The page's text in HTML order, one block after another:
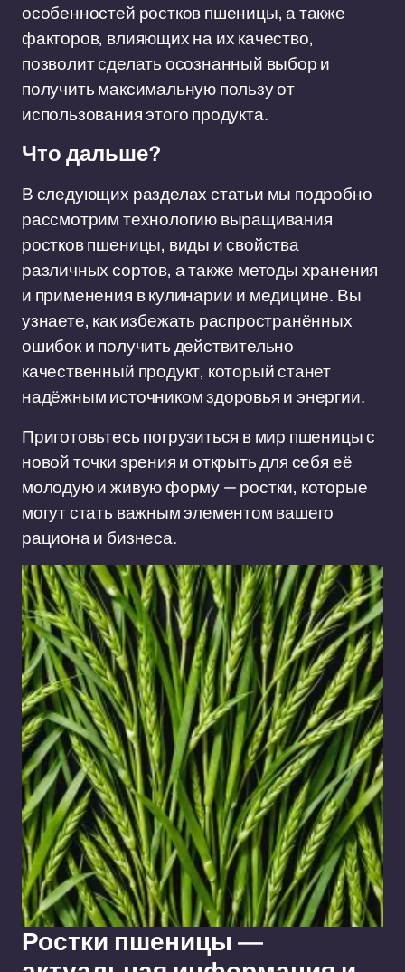
особенностей ростков пшеницы, а также
факторов, влияющих на их качество,
позволит сделать осознанный выбор и
получить максимальную пользу от
использования этого продукта.
Что дальше?
В следующих разделах статьи мы подробно
рассмотрим технологию выращивания
ростков пшеницы, виды и свойства
различных сортов, а также методы хранения
и применения в кулинарии и медицине. Вы
узнаете, как избежать распространённых
ошибок и получить действительно
качественный продукт, который станет
надёжным источником здоровья и энергии.
Приготовьтесь погрузиться в мир пшеницы с
новой точки зрения и открыть для себя её
молодую и живую форму — ростки, которые
могут стать важным элементом вашего
рациона и бизнеса.
Ростки пшеницы —